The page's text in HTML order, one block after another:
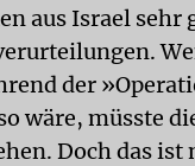
aus Israel sehr
der
wäre, müsste
Doch das ist